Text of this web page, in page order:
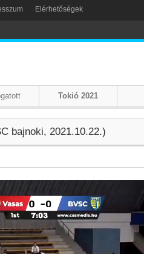
Elérhetőségek
Tokió 2021
bajnoki, 2021.10.22.)